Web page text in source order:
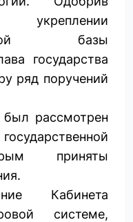
базы
государства
ряд поручений
рассмотрен
приняты
Кабинета
системе,